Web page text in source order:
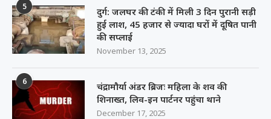
5
दुर्ग: जलघर की टंकी में मिली 3 दिन पुरानी सड़ी
हुई लाश, 45 हजार से ज्यादा घरों में दूषित पानी
की सप्लाई
November 13, 2025
6
चंद्रामौर्या अंडर ब्रिजः महिला के शव की
शिनाख्त, लिव-इन पार्टनर पहुंचा थाने
December 17, 2025